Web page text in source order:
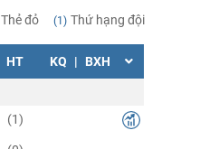
Thẻ đỏ (1) Thứ hạng đội
HT KQ | BXH
(1)